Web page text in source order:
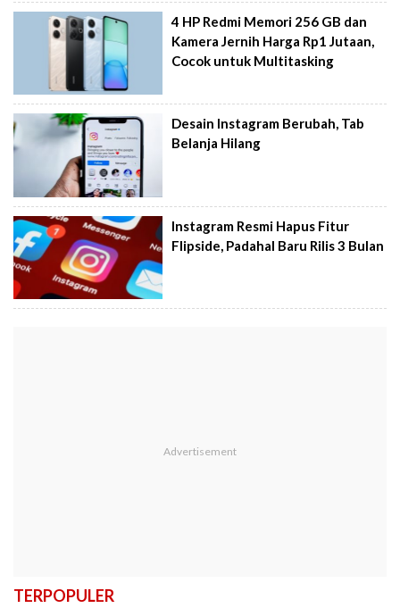
4 HP Redmi Memori 256 GB dan
Kamera Jernih Harga Rp1 Jutaan,
Cocok untuk Multitasking
Desain Instagram Berubah, Tab
Belanja Hilang
Instagram Resmi Hapus Fitur
Flipside, Padahal Baru Rilis 3 Bulan
TERPOPULER